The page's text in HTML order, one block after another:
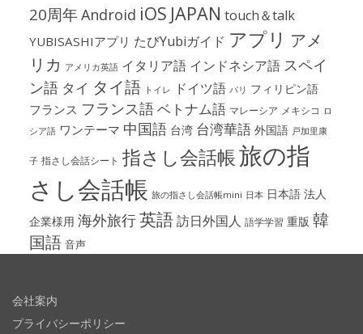
20周年Android iOS JAPAN touch＆talk
YUBISASHIアプリ たびYubiガイド アプリ アメ
リカ アメリカ英語 イタリア語 インドネシア語 スペイ
ン語 タイ タイ語 トイレ ドイツ語 パリ フィリピン語
フランス フランス語ベトナム語 マレーシア メキシコ ロ
シア語 ワンテーマ 中国語 台湾 台湾華語 外国語 戸加里康
子 指さし会話シート 指さし会話帳旅の指
さし会話帳 旅の指さし会話帳mini 日本 日本語 法人
企業様用 海外旅行英語訪日外国人 語学学習 重版 韓
国語 音声
会社案内
プライバシーポリシー